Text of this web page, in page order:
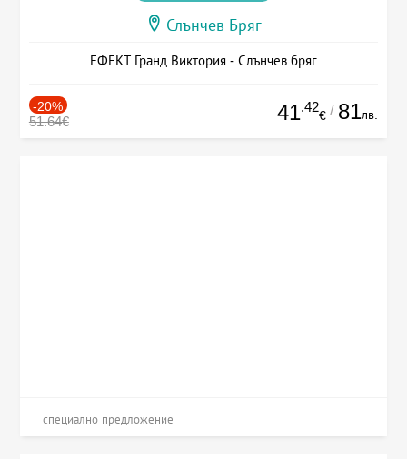
Слънчев Бряг
ЕФЕКТ Гранд Виктория - Слънчев бряг
-20%
51.64€ 41.42
€ / 81лв.
специално предложение